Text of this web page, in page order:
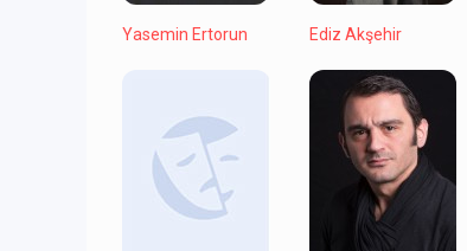
Yasemin Ertorun Ediz Akşehir